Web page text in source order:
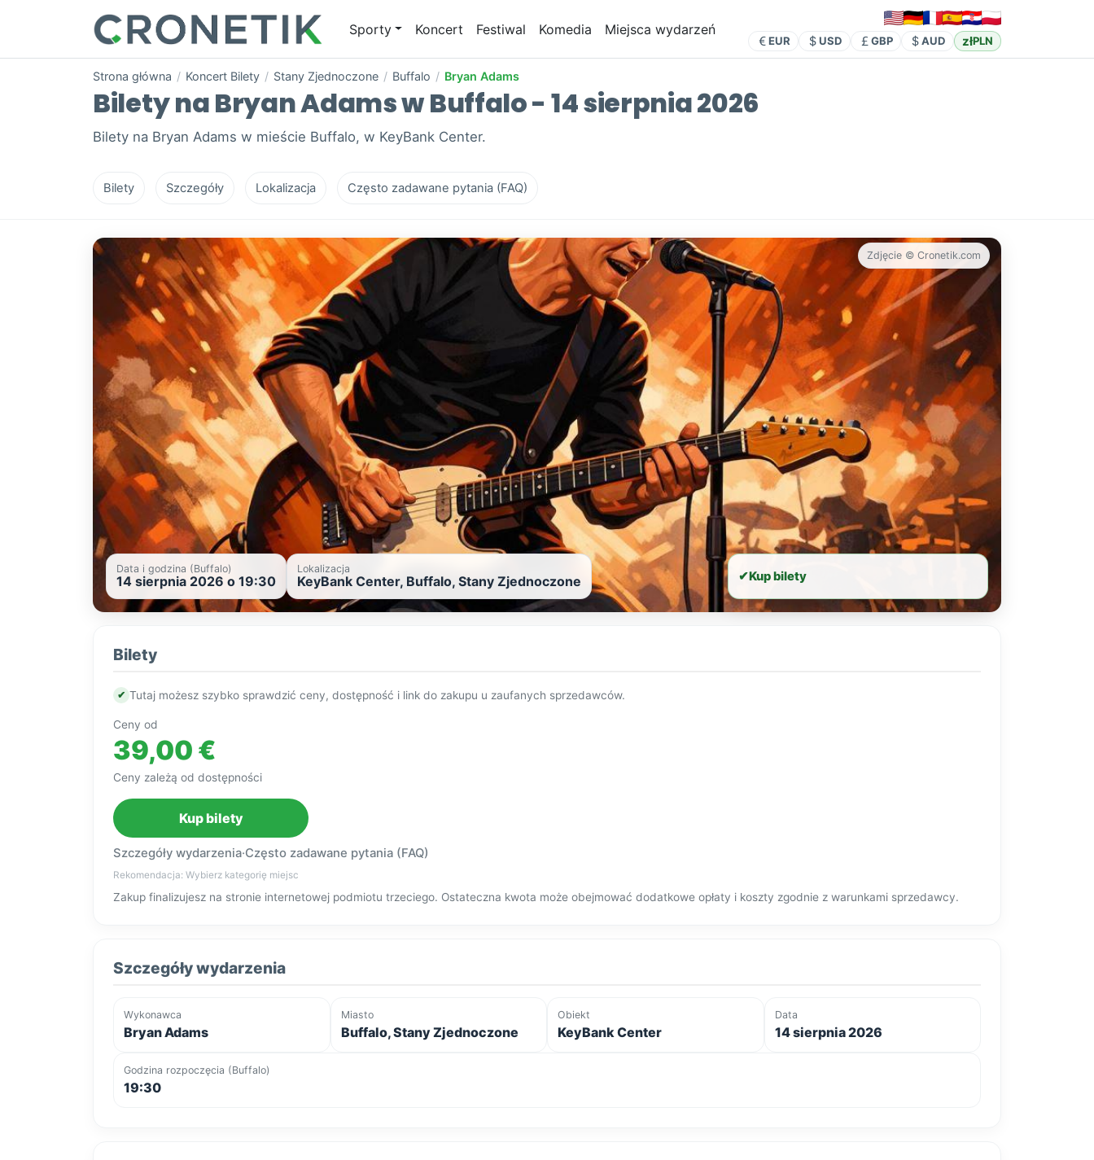
Sporty Koncert Festiwal Komedia Miejsca wydarzeń
EUR USD GBP AUD złPLN
Strona główna / Koncert Bilety / Stany Zjednoczone / Buffalo / Bryan Adams
Bilety na Bryan Adams w Buffalo - 14 sierpnia 2026
Bilety na Bryan Adams w mieście Buffalo, w KeyBank Center.
Bilety Szczegóły Lokalizacja Często zadawane pytania (FAQ)
Zdjęcie © Cronetik.com
Data i godzina (Buffalo)
14 sierpnia 2026 o 19:30
Lokalizacja
KeyBank Center, Buffalo, Stany Zjednoczone ✔Kup bilety
Bilety
✔ Tutaj możesz szybko sprawdzić ceny, dostępność i link do zakupu u zaufanych sprzedawców.
Ceny od
39,00 €
Ceny zależą od dostępności
Kup bilety
Szczegóły wydarzenia·Często zadawane pytania (FAQ)
Rekomendacja: Wybierz kategorię miejsc
Zakup finalizujesz na stronie internetowej podmiotu trzeciego. Ostateczna kwota może obejmować dodatkowe opłaty i koszty zgodnie z warunkami sprzedawcy.
Szczegóły wydarzenia
Wykonawca
Bryan Adams
Miasto
Buffalo, Stany Zjednoczone
Obiekt
KeyBank Center
Data
14 sierpnia 2026
Godzina rozpoczęcia (Buffalo)
19:30